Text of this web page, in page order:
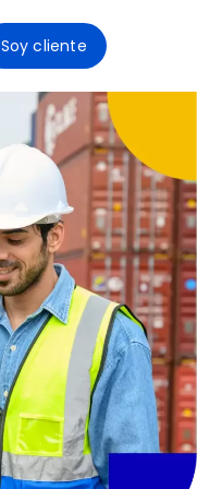
Soy cliente